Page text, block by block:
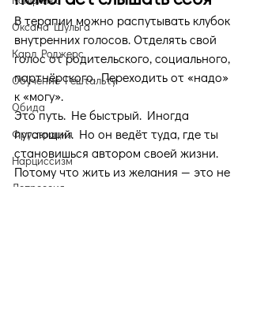
Оксана Шульга
Карл Роджерс
Обучение Гештальту
Обида
Фрустрация
Нарциссизм
Депрессия
В терапии можно распутывать клубок
внутренних голосов. Отделять свой
голос от родительского, социального,
партнёрского. Переходить от «надо»
к «могу».
Это путь. Не быстрый. Иногда
пугающий. Но он ведёт туда, где ты
становишься автором своей жизни.
Потому что жить из желания — это не
эгоизм. Это честность. Это зрелость.